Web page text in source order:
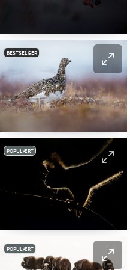
BESTSELGER
POPULÆRT
POPULÆRT